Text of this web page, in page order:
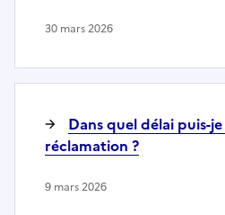
30 mars 2026
Dans quel délai puis-
réclamation ?
9 mars 2026